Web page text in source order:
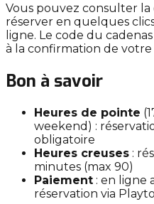
Vous pouvez consulter
réserver en quelques
ligne. Le code du
à la confirmation de votre
Bon à savoir
Heures de pointe
weekend) :
obligatoire
Heures creuses :
minutes (max 90)
Paiement : en ligne
réservation via